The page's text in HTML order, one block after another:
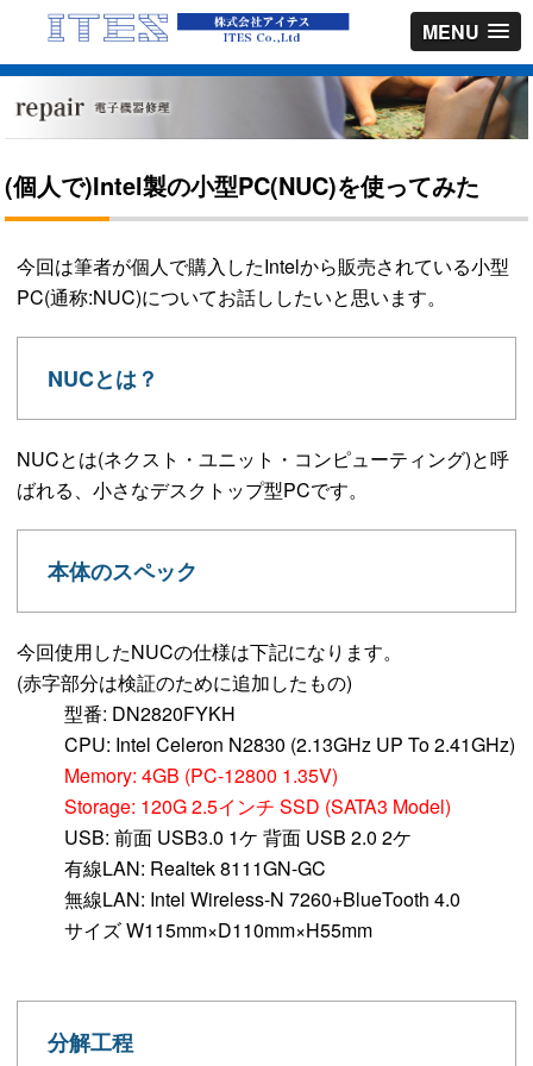
MENU
(個人で)Intel製の小型PC(NUC)を使ってみた
今回は筆者が個人で購入したIntelから販売されている小型
PC(通称:NUC)についてお話ししたいと思います。
NUCとは？
NUCとは(ネクスト・ユニット・コンピューティング)と呼
ばれる、小さなデスクトップ型PCです。
本体のスペック
今回使用したNUCの仕様は下記になります。
(赤字部分は検証のために追加したもの)
型番: DN2820FYKH
CPU: Intel Celeron N2830 (2.13GHz UP To 2.41GHz)
Memory: 4GB (PC-12800 1.35V)
Storage: 120G 2.5インチ SSD (SATA3 Model)
USB: 前面 USB3.0 1ケ 背面 USB 2.0 2ケ
有線LAN: Realtek 8111GN-GC
無線LAN: Intel Wireless-N 7260+BlueTooth 4.0
サイズ W115mm×D110mm×H55mm
分解工程